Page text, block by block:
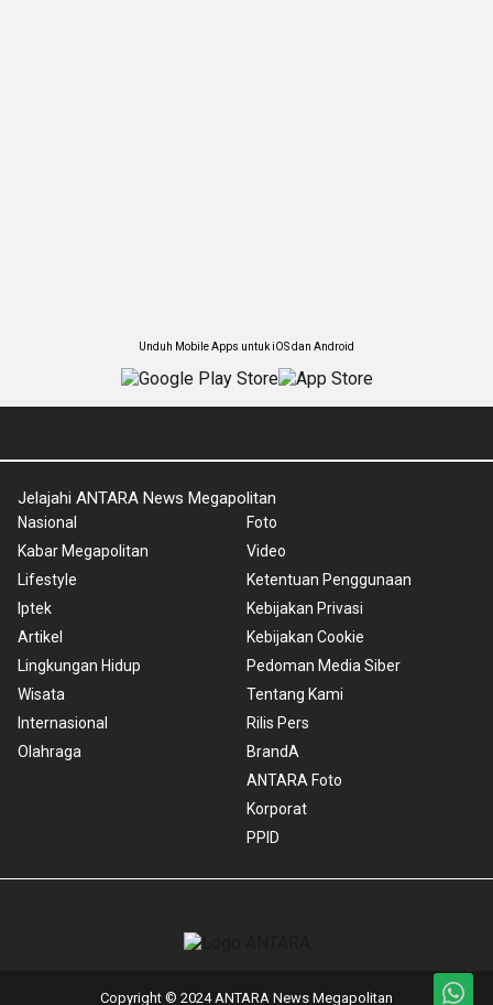
Unduh Mobile Apps untuk iOS dan Android
Jelajahi ANTARA News Megapolitan
Nasional
Kabar Megapolitan
Lifestyle
Iptek
Artikel
Lingkungan Hidup
Wisata
Internasional
Olahraga
Foto
Video
Ketentuan Penggunaan
Kebijakan Privasi
Kebijakan Cookie
Pedoman Media Siber
Tentang Kami
Rilis Pers
BrandA
ANTARA Foto
Korporat
PPID
Copyright © 2024 ANTARA News Megapolitan